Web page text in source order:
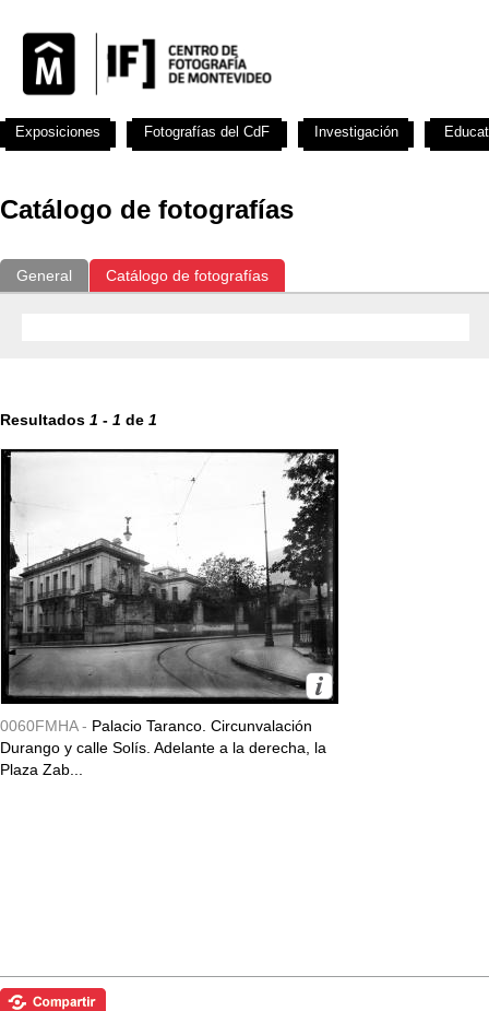
Catálogo de fotografías
General Catálogo de fotografías
Resultados 1 - 1 de 1
0060FMHA - Palacio Taranco. Circunvalación
Durango y calle Solís. Adelante a la derecha, la
Plaza Zab...
Exposiciones Fotografías del CdF Investigación